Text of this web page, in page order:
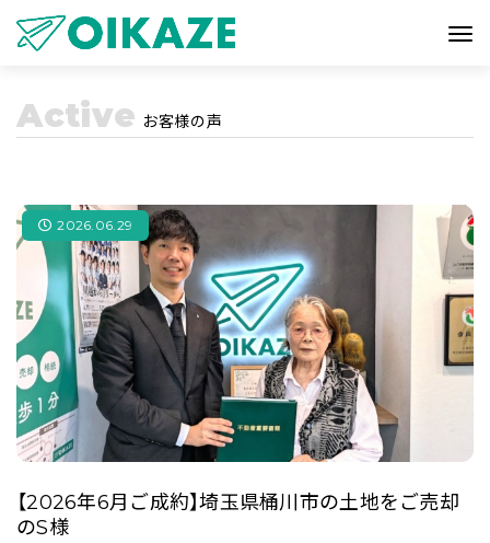
Active お客様の声
2026.06.29
【2026年6月ご成約】埼玉県桶川市の土地をご売却
のS様